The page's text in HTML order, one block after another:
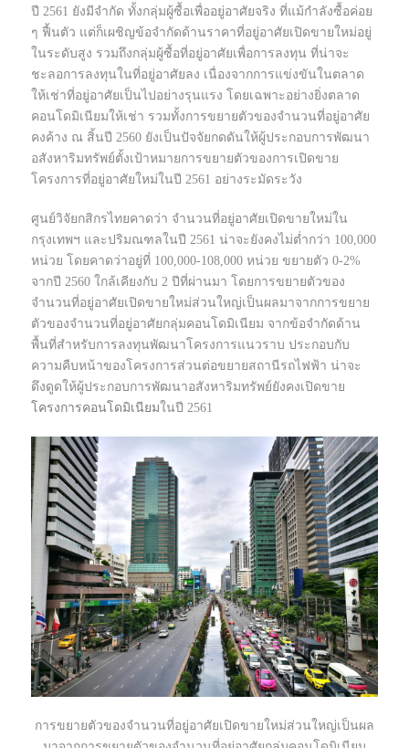
ปี 2561 ยังมีจำกัด ทั้งกลุ่มผู้ซื้อเพื่ออยู่อาศัยจริง ที่แม้กำลังซื้อค่อย
ๆ ฟื้นตัว แต่ก็เผชิญข้อจำกัดด้านราคาที่อยู่อาศัยเปิดขายใหม่อยู่
ในระดับสูง รวมถึงกลุ่มผู้ซื้อที่อยู่อาศัยเพื่อการลงทุน ที่น่าจะ
ชะลอการลงทุนในที่อยู่อาศัยลง เนื่องจากการแข่งขันในตลาด
ให้เช่าที่อยู่อาศัยเป็นไปอย่างรุนแรง โดยเฉพาะอย่างยิ่งตลาด
คอนโดมิเนียมให้เช่า รวมทั้งการขยายตัวของจำนวนที่อยู่อาศัย
คงค้าง ณ สิ้นปี 2560 ยังเป็นปัจจัยกดดันให้ผู้ประกอบการพัฒนา
อสังหาริมทรัพย์ตั้งเป้าหมายการขยายตัวของการเปิดขาย
โครงการที่อยู่อาศัยใหม่ในปี 2561 อย่างระมัดระวัง
ศูนย์วิจัยกสิกรไทยคาดว่า จำนวนที่อยู่อาศัยเปิดขายใหม่ใน
กรุงเทพฯ และปริมณฑลในปี 2561 น่าจะยังคงไม่ต่ำกว่า 100,000
หน่วย โดยคาดว่าอยู่ที่ 100,000-108,000 หน่วย ขยายตัว 0-2%
จากปี 2560 ใกล้เคียงกับ 2 ปีที่ผ่านมา โดยการขยายตัวของ
จำนวนที่อยู่อาศัยเปิดขายใหม่ส่วนใหญ่เป็นผลมาจากการขยาย
ตัวของจำนวนที่อยู่อาศัยกลุ่มคอนโดมิเนียม จากข้อจำกัดด้าน
พื้นที่สำหรับการลงทุนพัฒนาโครงการแนวราบ ประกอบกับ
ความคืบหน้าของโครงการส่วนต่อขยายสถานีรถไฟฟ้า น่าจะ
ดึงดูดให้ผู้ประกอบการพัฒนาอสังหาริมทรัพย์ยังคงเปิดขาย
โครงการคอนโดมิเนียมในปี 2561
การขยายตัวของจำนวนที่อยู่อาศัยเปิดขายใหม่ส่วนใหญ่เป็นผล